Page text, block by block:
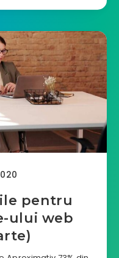
pentru
ului web